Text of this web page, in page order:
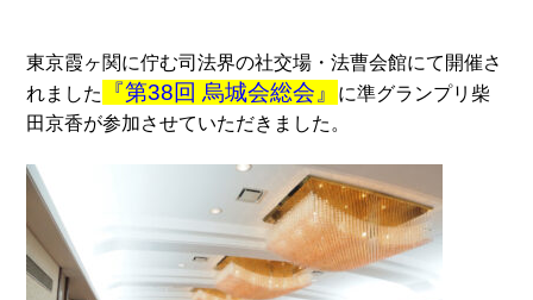
東京霞ヶ関に佇む司法界の社交場・法曹会館にて開催さ
れました
『第38回 烏城会総会』
に準グランプリ柴
田京香が参加させていただきました。